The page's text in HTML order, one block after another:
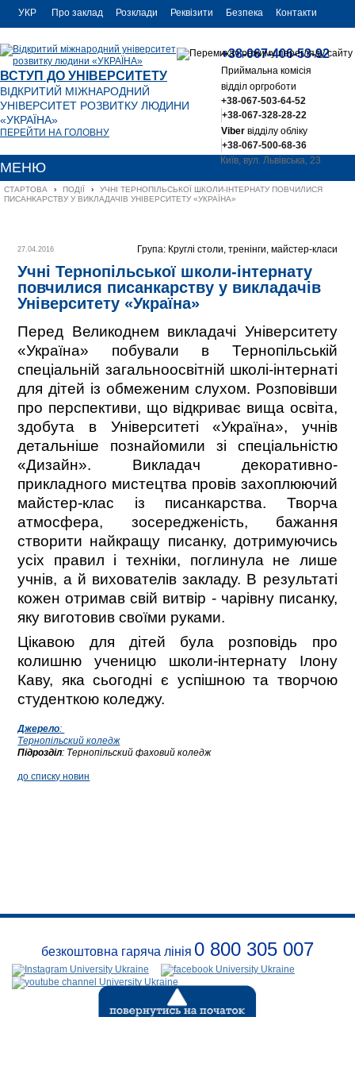
УКР
ENG
Про заклад Розклади Реквізити Безпека Контакти
ВСТУП ДО УНІВЕРСИТЕТУ
ВІДКРИТИЙ МІЖНАРОДНИЙ
УНІВЕРСИТЕТ РОЗВИТКУ ЛЮДИНИ
«УКРАЇНА»
ПЕРЕЙТИ НА ГОЛОВНУ
+38-067-406-53-92
Приймальна комісія
відділ оргроботи
+38-067-503-64-52
+38-067-328-28-22
Viberвідділу обліку
+38-067-500-68-36
Київ, вул. Львівська, 23
МЕНЮ
СТАРТОВА › ПОДІЇ ›
УЧНІ ТЕРНОПІЛЬСЬКОЇ ШКОЛИ-ІНТЕРНАТУ ПОВЧИЛИСЯ
ПИСАНКАРСТВУ У ВИКЛАДАЧІВ УНІВЕРСИТЕТУ «УКРАЇНА»
Група: Круглі столи, тренінги, майстер-класи
27.04.2016
Учні Тернопільської школи-інтернату
повчилися писанкарству у викладачів
Університету «Україна»
Перед Великоднем викладачі Університету
«Україна» побували в Тернопільській
спеціальній загальноосвітній школі-інтернаті
для дітей із обмеженим слухом. Розповівши
про перспективи, що відкриває вища освіта,
здобута в Університеті «Україна», учнів
детальніше познайомили зі спеціальністю
«Дизайн». Викладач декоративно-
прикладного мистецтва провів захоплюючий
майстер-клас із писанкарства. Творча
атмосфера, зосередженість, бажання
створити найкращу писанку, дотримуючись
усіх правил і техніки, поглинула не лише
учнів, а й вихователів закладу. В результаті
кожен отримав свій витвір - чарівну писанку,
яку виготовив своїми руками.
Цікавою для дітей була розповідь про
колишню ученицю школи-інтернату Ілону
Каву, яка сьогодні є успішною та творчою
студенткою коледжу.
Джерело:
Тернопільский коледж
Підрозділ: Тернопільский фаховий коледж
до списку новин
безкоштовна гаряча лінія 0 800 305 007
Про
заклад